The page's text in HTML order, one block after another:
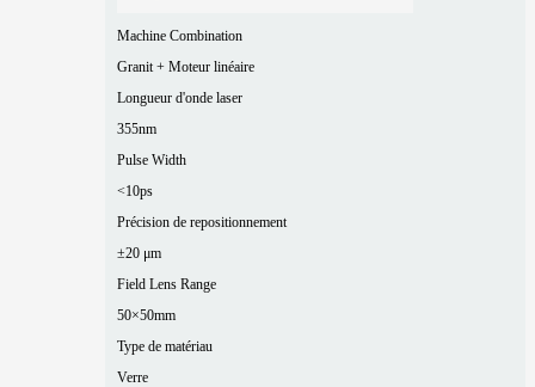
Machine Combination
Granit + Moteur linéaire
Longueur d'onde laser
355nm
Pulse Width
<10ps
Précision de repositionnement
±20 μm
Field Lens Range
50×50mm
Type de matériau
Verre